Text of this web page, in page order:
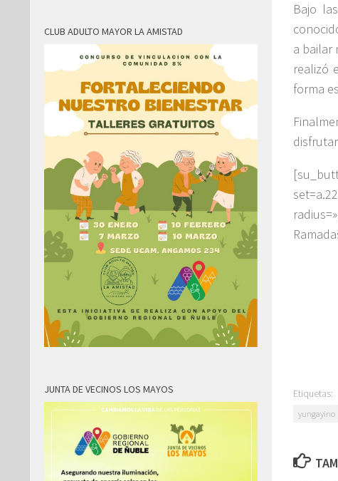
Bajo
a bailar
realizó
forma
Etiquetas:
yungayino
CLUB ADULTO MAYOR LA AMISTAD
JUNTA DE VECINOS LOS MAYOS